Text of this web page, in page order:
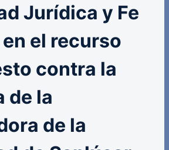
Jurídica y Fe
el recurso
contra la
de la
de la